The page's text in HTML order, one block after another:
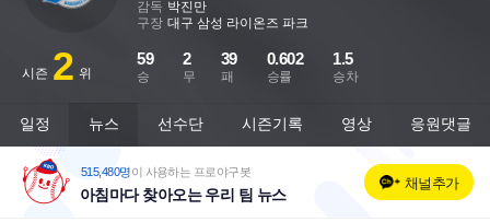
감독 박진만
구장 대구 삼성 라이온즈 파크
시즌 2 위 승
59
무
2
패
39
승률
0.602
승차
1.5
일정 뉴스 선수단 시즌기록 영상 응원댓글
515,480명이 사용하는 프로야구봇
아침마다 찾아오는 우리 팀 뉴스
채널추가